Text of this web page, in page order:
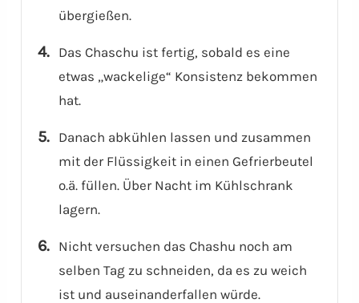
übergießen.
Das Chaschu ist fertig, sobald es eine
etwas „wackelige“ Konsistenz bekommen
hat.
Danach abkühlen lassen und zusammen
mit der Flüssigkeit in einen Gefrierbeutel
o.ä. füllen. Über Nacht im Kühlschrank
lagern.
Nicht versuchen das Chashu noch am
selben Tag zu schneiden, da es zu weich
ist und auseinanderfallen würde.